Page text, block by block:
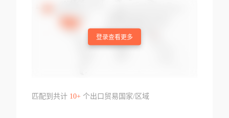
登录查看更多
匹配到共计 10+个出口贸易国家/区域